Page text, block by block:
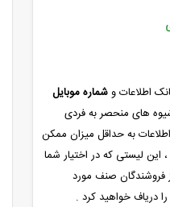
اطلاعات وشماره موبایل
های منحصر به فردی
به حداقل میزان ممکن
این لیستی که در اختیار شما
فروشندگان صنف مورد
دریاف خواهید کرد .